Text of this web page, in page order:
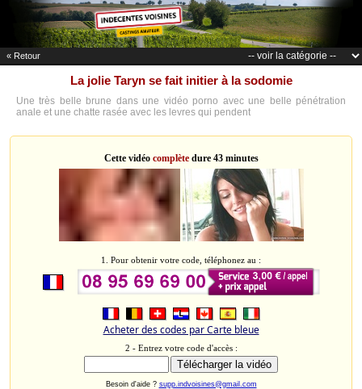
« Retour
La jolie Taryn se fait initier à la sodomie
Une très belle brune dans une vidéo porno avec une belle pénétration
anale et une chatte rasée avec les levres qui pendent
Cette vidéo complètedure 43 minutes
1. Pour obtenir votre code, téléphonez au :
Acheter des codes par Carte bleue
2 - Entrez votre code d'accès :
Besoin d'aide ? supp.indvoisines@gmail.com